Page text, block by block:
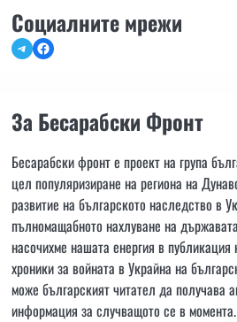
Социалните мрежи
TelegramFacebook
За Бесарабски Фронт
Бесарабски фронт е проект на група
цел популяризиране на региона на
развитие на българското наследство в
пълномащабното нахлуване на
насочихме нашата енергия в
хроники за войната в Украйна на
може българският читател да получава
информация за случващото се в момента.